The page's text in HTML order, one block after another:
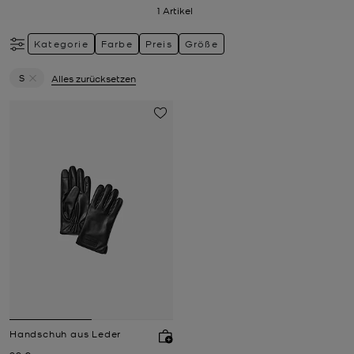
1 Artikel
Kategorie Farbe Preis Größe
S
Alles zurücksetzen
Handschuh aus Leder